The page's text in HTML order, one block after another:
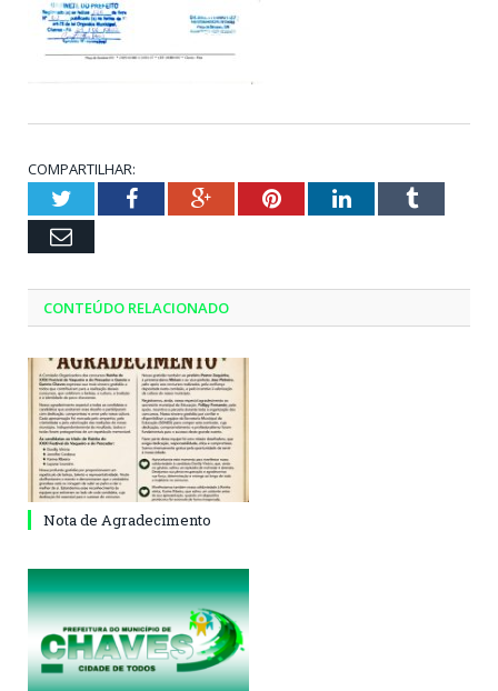
COMPARTILHAR:
TwitterFacebookGoogle+PinterestLinkedInTumblr
Email
CONTEÚDO RELACIONADO
Nota de Agradecimento